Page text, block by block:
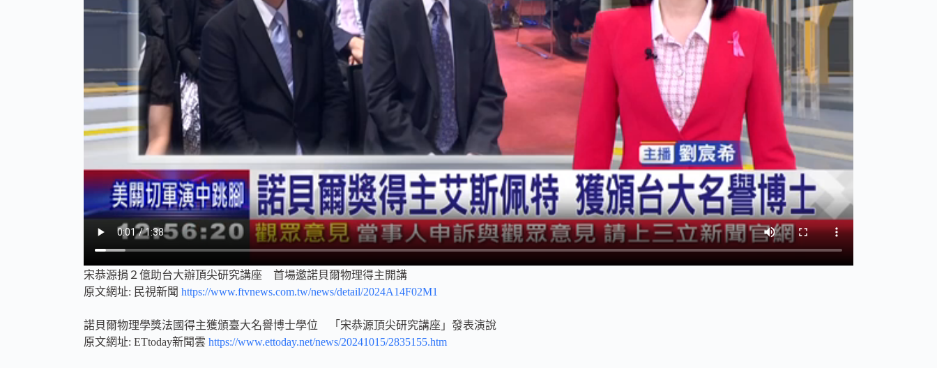
宋恭源捐２億助台大辦頂尖研究講座 首場邀諾貝爾物理得主開講
原文網址: 民視新聞 https://www.ftvnews.com.tw/news/detail/2024A14F02M1
諾貝爾物理學獎法國得主獲頒臺大名譽博士學位 「宋恭源頂尖研究講座」發表演說
原文網址: ETtoday新聞雲 https://www.ettoday.net/news/20241015/2835155.htm